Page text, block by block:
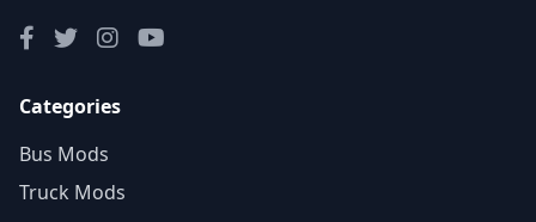
Categories
Bus Mods
Truck Mods